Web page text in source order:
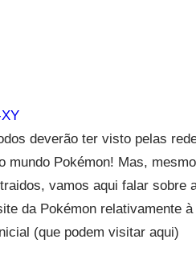
deverão ter visto pelas
mundo Pokémon! Mas, mesmo
vamos aqui falar sobre
da Pokémon relativamente à
(que podem visitar aqui)